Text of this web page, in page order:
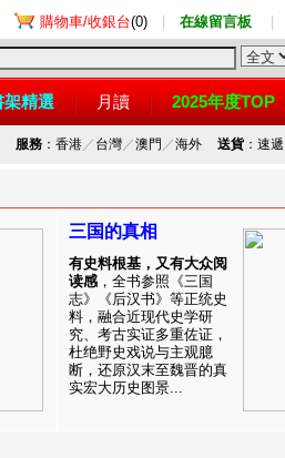
購物車/收銀台(0) 在線留言板
架精選 月讀 2025年度TOP
服務：香港／ 台灣／澳門 ／海外 送貨：速遞
三国的真相
有史料根基，又有大众阅
读感 ，全书参照《三国
志》《后汉书》等正统史
料，融合近现代史学研
究、考古实证多重佐证，
杜绝野史戏说与主观臆
断，还原汉末至魏晋的真
实宏大历史图景...